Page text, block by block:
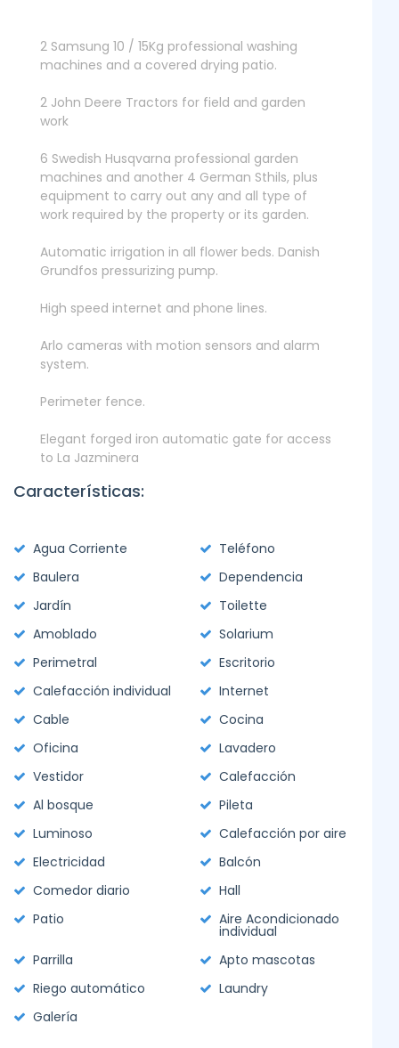
2 Samsung 10 / 15Kg professional washing
machines and a covered drying patio.
2 John Deere Tractors for field and garden
work
6 Swedish Husqvarna professional garden
machines and another 4 German Sthils, plus
equipment to carry out any and all type of
work required by the property or its garden.
Automatic irrigation in all flower beds. Danish
Grundfos pressurizing pump.
High speed internet and phone lines.
Arlo cameras with motion sensors and alarm
system.
Perimeter fence.
Elegant forged iron automatic gate for access
to La Jazminera
Características:
Agua Corriente
Teléfono
Baulera
Dependencia
Jardín
Toilette
Amoblado
Solarium
Perimetral
Escritorio
Calefacción individual
Internet
Cable
Cocina
Oficina
Lavadero
Vestidor
Calefacción
Al bosque
Pileta
Luminoso
Calefacción por aire
Electricidad
Balcón
Comedor diario
Hall
Patio
Aire Acondicionado
individual
Parrilla
Apto mascotas
Riego automático
Laundry
Galería